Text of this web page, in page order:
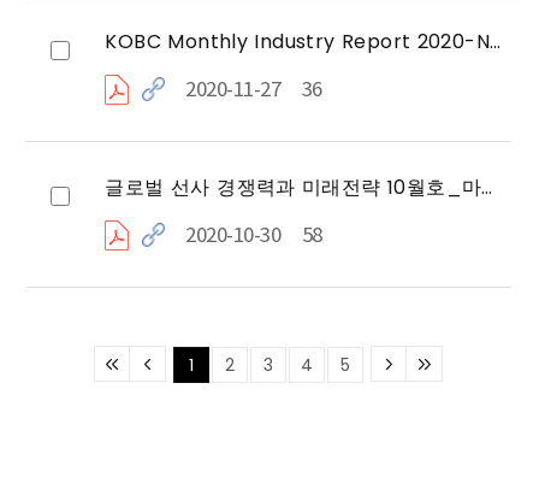
KOBC Monthly Industry Report 2020-Nov
2020-11-27 36
글로벌 선사 경쟁력과 미래전략 10월호_마이너 벌크 시장의 리딩선사 `Pacific Basin`
2020-10-30 58
1 2 3 4 5